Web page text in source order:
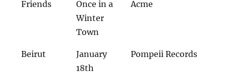
Friends
Once in a
Winter
Town
Acme
Beirut
January
18th
Pompeii Records